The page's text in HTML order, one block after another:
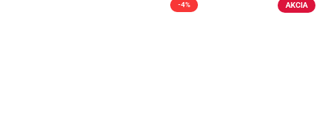
AKCIA
-4%